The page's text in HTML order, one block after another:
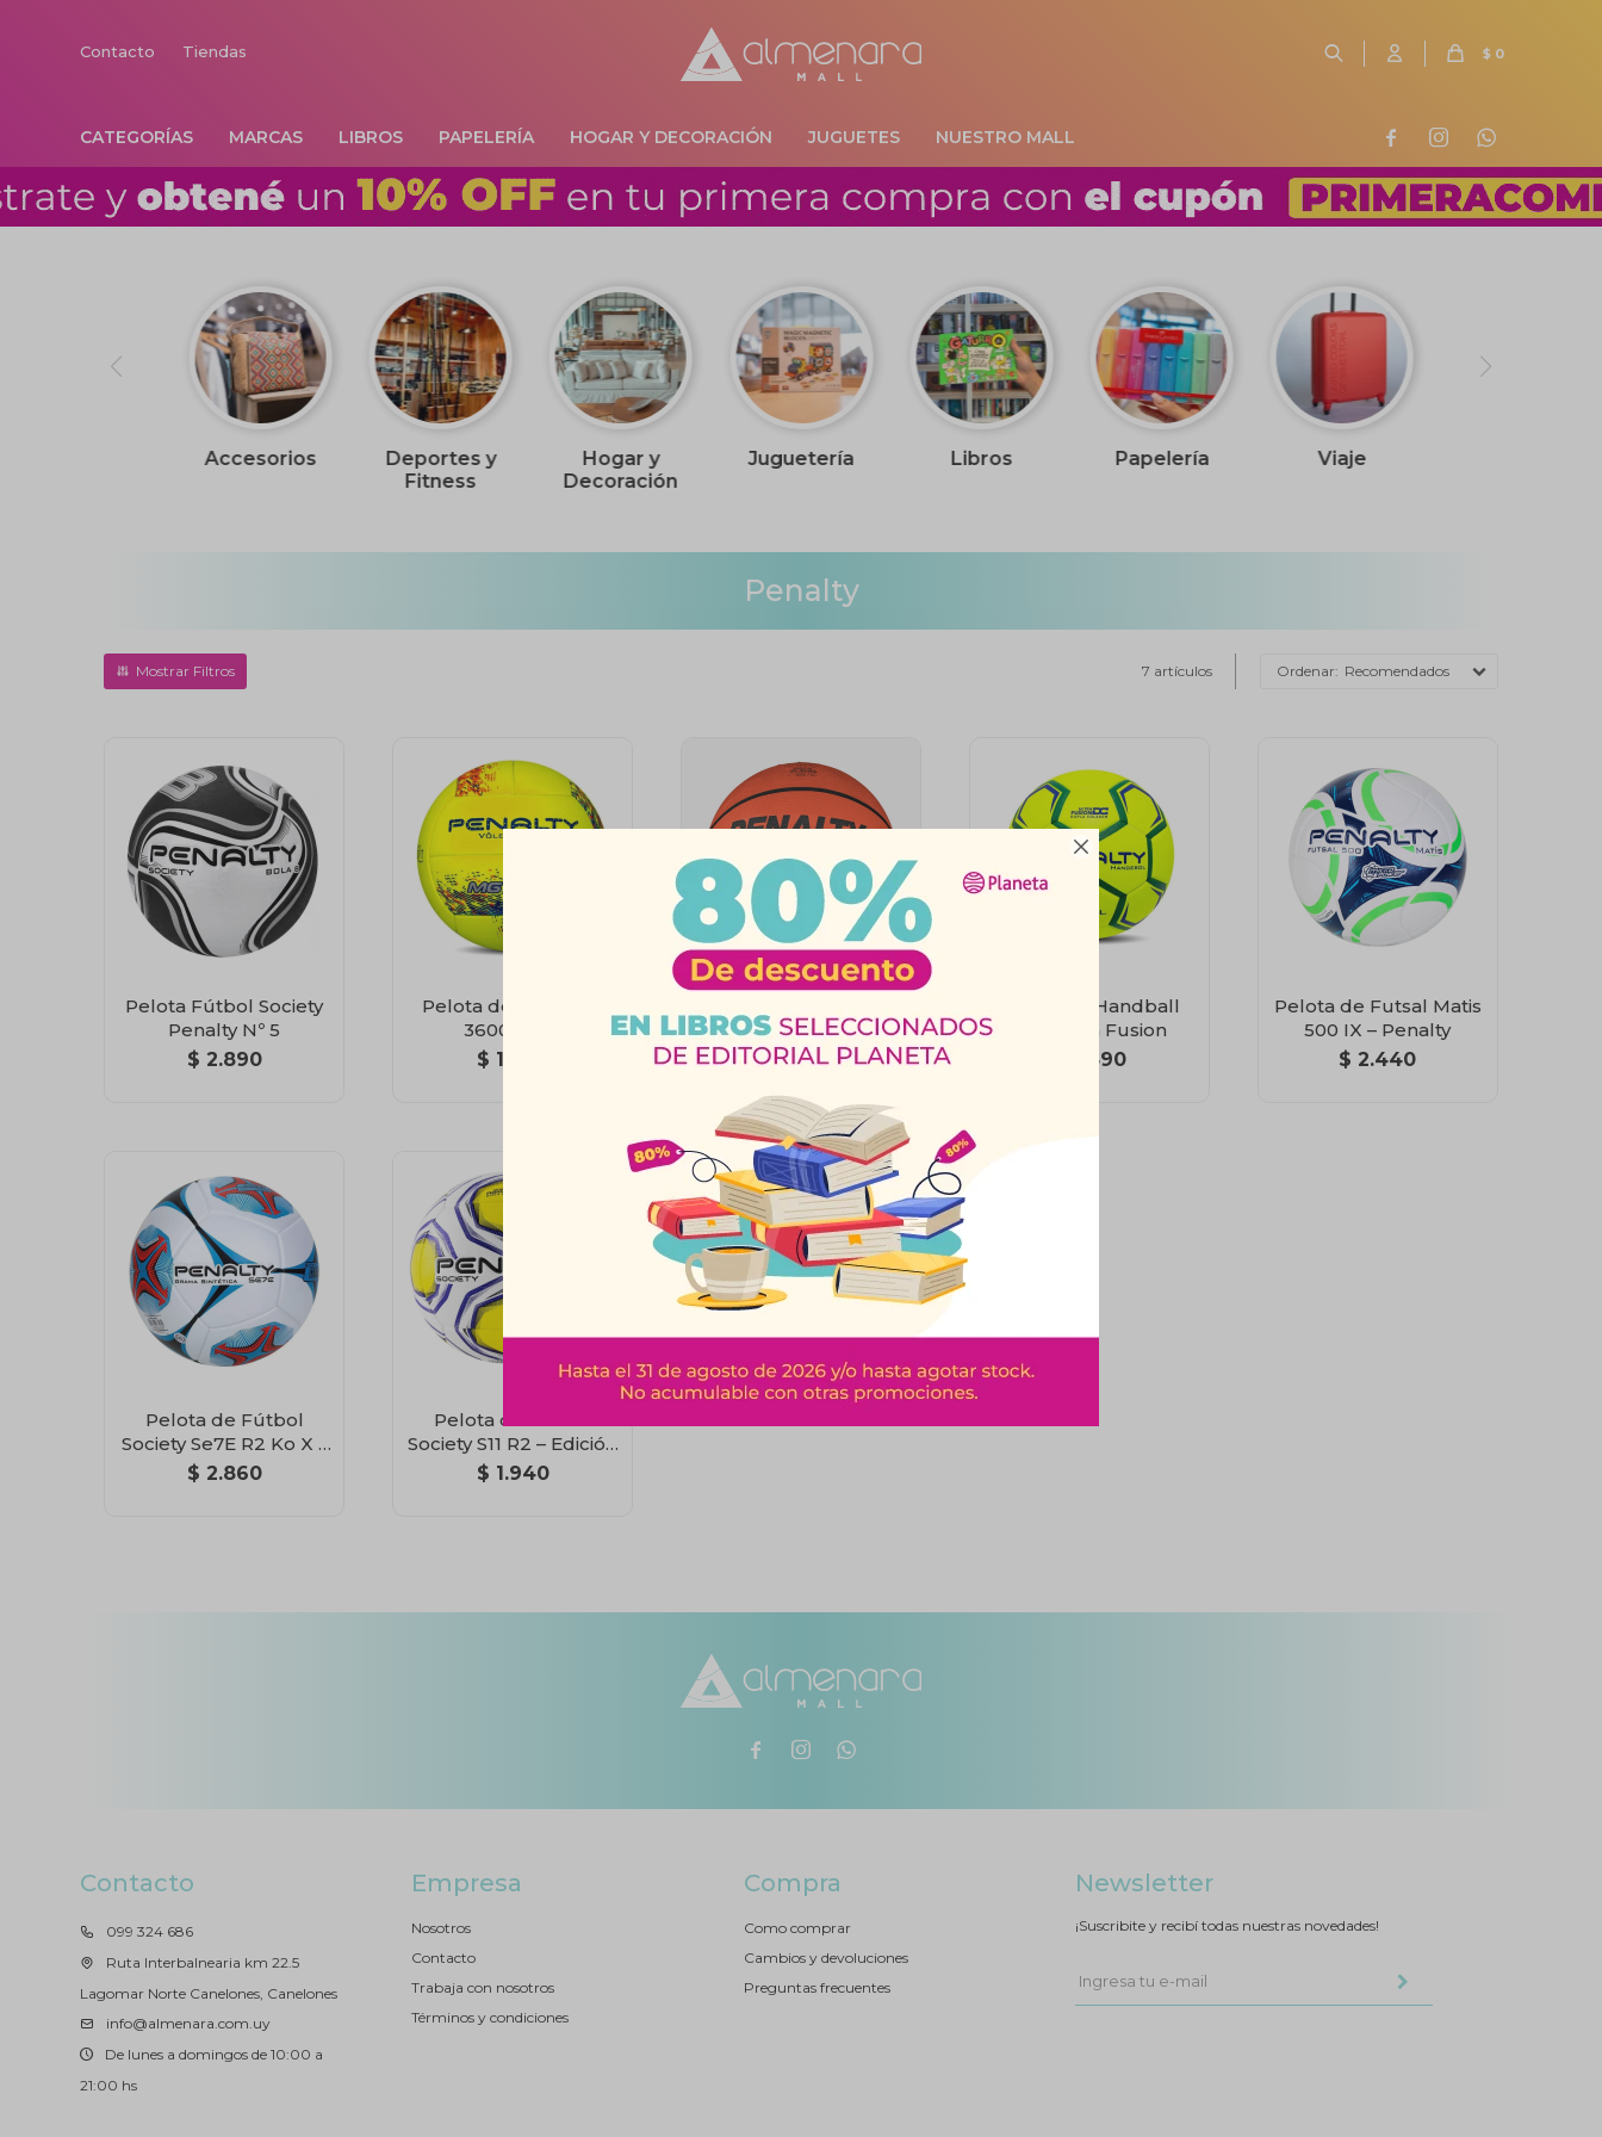

CATEGORÍAS MARCAS LIBROS PAPELERÍA HOGAR Y DECORACIÓN JUGUETES NUESTRO MALL
$ 0
  
Contacto Tiendas
Accesorios
Deportes y
Fitness
Hogar y
Decoración
Juguetería Libros Papelería Viaje
Penalty
7 artículos Recomendados
Pelota Fútbol Society
Penalty Nº 5
$ 2.890
Pelota de Vóley MG
3600 – XXI
$ 1.940
Playoff IX
$ 1.660
Pelota de Handball
H2L Ultra Fusion
2.390
Pelota de Futsal Matis
500 IX – Penalty
$ 2.440
Pelota de Fútbol
Society Se7E R2 Ko X –
Penalty
$ 2.860
Pelota de Fútbol
Society S11 R2 – Edición
XXI
$ 1.940
  
Contacto
099 324 686
Ruta Interbalnearia km 22.5
Lagomar Norte Canelones, Canelones
info@almenara.com.uy
De lunes a domingos de 10:00 a
21:00 hs
Empresa
Nosotros
Contacto
Trabaja con nosotros
Términos y condiciones
Compra
Como comprar
Cambios y devoluciones
Preguntas frecuentes
Newsletter
¡Suscribite y recibí todas nuestras novedades!